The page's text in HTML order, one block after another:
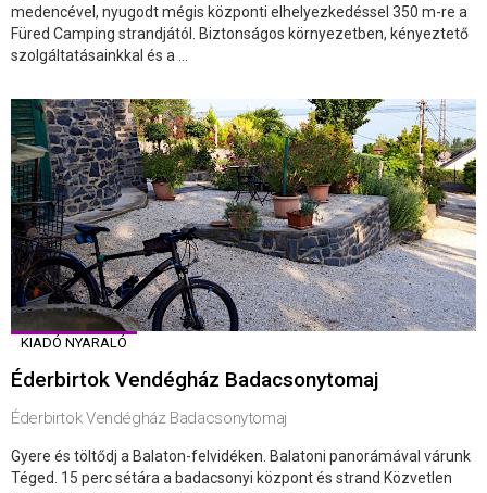
medencével, nyugodt mégis központi elhelyezkedéssel 350 m-re a
Füred Camping strandjától. Biztonságos környezetben, kényeztető
szolgáltatásainkkal és a ...
KIADÓ NYARALÓ
Éderbirtok Vendégház Badacsonytomaj
Éderbirtok Vendégház Badacsonytomaj
Gyere és töltődj a Balaton-felvidéken. Balatoni panorámával várunk
Téged. 15 perc sétára a badacsonyi központ és strand️ Közvetlen